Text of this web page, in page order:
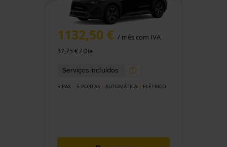
1132,50 € / mês com IVA
37,75 € / Dia
Serviços incluídos
5 PAX 5 PORTAS AUTOMÁTICA ELÉTRICO